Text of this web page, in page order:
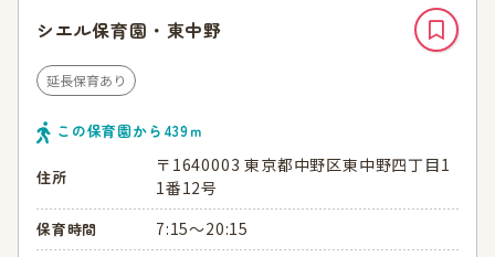
シエル保育園・東中野
延長保育あり
この保育園から 439ｍ
住所
〒1640003 東京都中野区東中野四丁目1
1番12号
保育時間 7:15～20:15